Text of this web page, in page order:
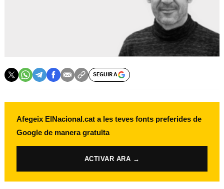
SEGUIR A
Afegeix ElNacional.cat a les teves fonts preferides de
Google de manera gratuïta
ACTIVAR ARA →